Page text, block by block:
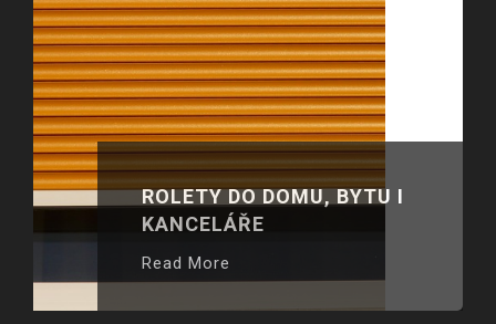
ROLETY DO DOMU, BYTU I
KANCELÁŘE
Read More